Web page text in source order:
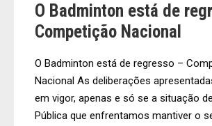
O Badminton está de
Competição Nacional
O Badminton está de regresso –
Nacional As deliberações
em vigor, apenas e só se a situação
Pública que enfrentamos mantiver o